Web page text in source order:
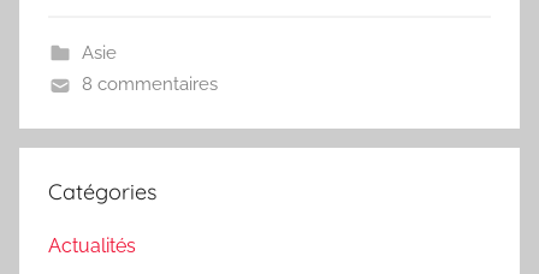
Asie
8 commentaires
Catégories
Actualités